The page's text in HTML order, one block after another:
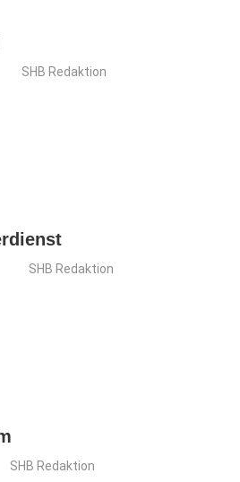
SHB Redaktion
SHB Redaktion
SHB Redaktion